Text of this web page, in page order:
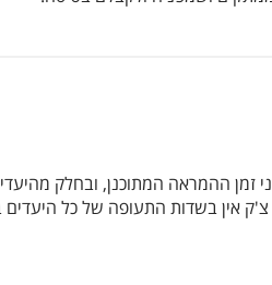
ניתן לעשות צ'ק אין בחינם באתר האינטרנט החל מ-5 ימים